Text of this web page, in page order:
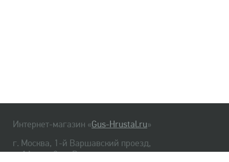
Интернет-магазин «Gus-Hrustal.ru»
г. Москва, 1-й Варшавский проезд,
д. 1А, стр. 3, м. Варшавская